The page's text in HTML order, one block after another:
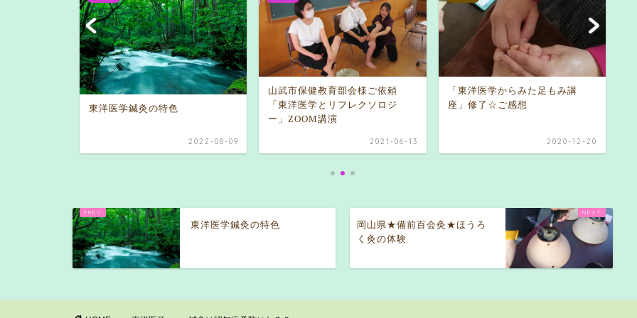
東洋医学鍼灸の特色
2022-08-09
山武市保健教育部会様ご依頼
「東洋医学とリフレクソロジ
ー」ZOOM講演
2021-06-13
「東洋医学からみた足もみ講
座」修了☆ご感想
2020-12-20
東洋医学鍼灸の特色
岡山県★備前百会灸★ほうろ
く灸の体験